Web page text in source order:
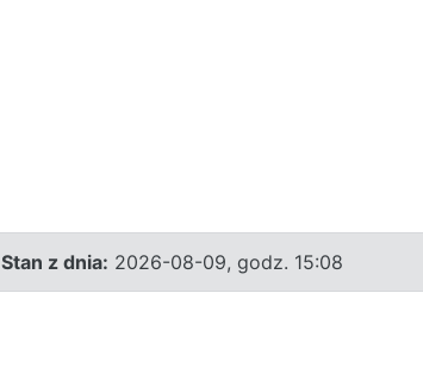
Stan z dnia: 2026-08-09, godz. 15:08